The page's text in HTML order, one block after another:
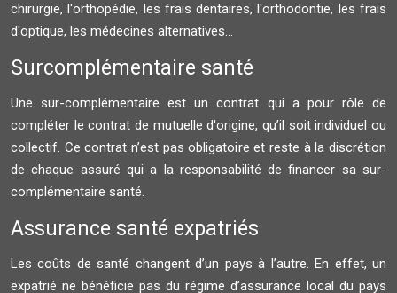
chirurgie, l'orthopédie, les frais dentaires, l'orthodontie, les frais
d'optique, les médecines alternatives...
Surcomplémentaire santé
Une sur-complémentaire est un contrat qui a pour rôle de
compléter le contrat de mutuelle d'origine, qu’il soit individuel ou
collectif. Ce contrat n’est pas obligatoire et reste à la discrétion
de chaque assuré qui a la responsabilité de financer sa sur-
complémentaire santé.
Assurance santé expatriés
Les coûts de santé changent d’un pays à l’autre. En effet, un
expatrié ne bénéficie pas du régime d’assurance local du pays